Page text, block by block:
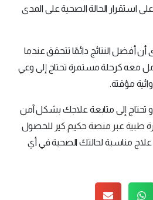
الحالة الصحية على المدى
أفضل النتائج دائمًا تتحقق عندما
معه كرحلة مستمرة تحتاج إلى وعي
مؤقتة.
تحتاج إلى متابعة علاجك بشكل آمن
طبية عبر منصة حكيم كير للحصول
مناسبة لحالتك الصحية في أي